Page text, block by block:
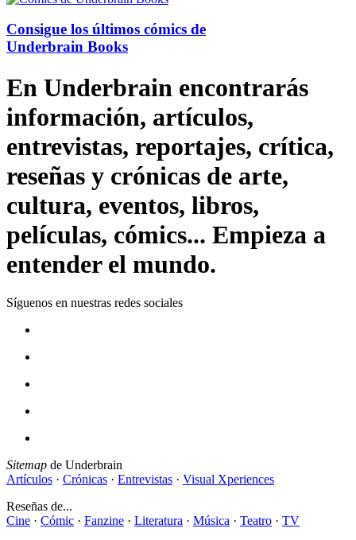
Consigue los últimos cómics de
Underbrain Books
En Underbrain encontrarás
información, artículos,
entrevistas, reportajes, crítica,
reseñas y crónicas de arte,
cultura, eventos, libros,
películas, cómics... Empieza a
entender el mundo.
Síguenos en nuestras redes sociales
Sitemap de Underbrain
Artículos · Crónicas · Entrevistas · Visual Xperiences
Reseñas de...
Cine · Cómic · Fanzine · Literatura · Música · Teatro · TV